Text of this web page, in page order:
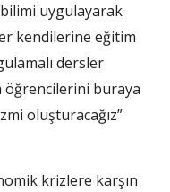
bilimi uygulayarak
kendilerine eğitim
dersler
öğrencilerini buraya
oluşturacağız”
krizlere karşın